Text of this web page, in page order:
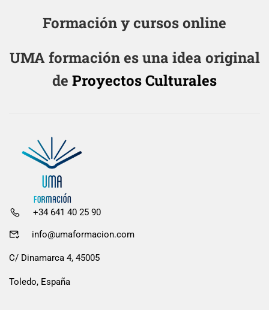
Formación y cursos online
UMA formación es una idea original
de Proyectos Culturales
+34 641 40 25 90
info@umaformacion.com
C/ Dinamarca 4, 45005
Toledo, España